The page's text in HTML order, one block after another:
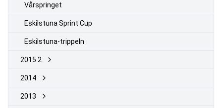
Vårspringet
Eskilstuna Sprint Cup
Eskilstuna-trippeln
2015 2
2014
2013